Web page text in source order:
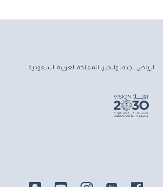
الرياض، جدة، والخبر، المملكة العربية السعودية